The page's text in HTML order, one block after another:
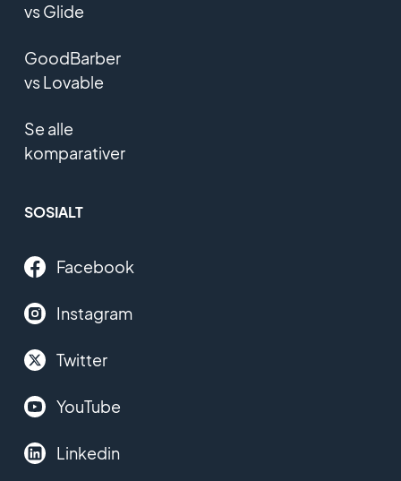
vs Glide
GoodBarber
vs Lovable
Se alle
komparativer
SOSIALT
Facebook
Instagram
Twitter
YouTube
Linkedin